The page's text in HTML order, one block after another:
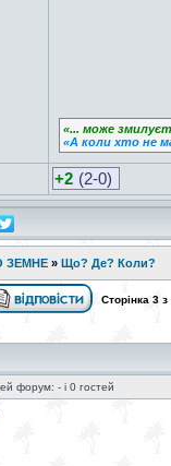
«... може
«А коли хто не
+2 (2-0)
ЗЕМНЕ » Що? Де? Коли?
Сторінка 3 з
форум: - і 0 гостей